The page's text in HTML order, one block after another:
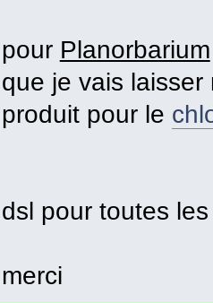
pour Planorbarium
que je vais
produit pour le
dsl pour toutes
merci